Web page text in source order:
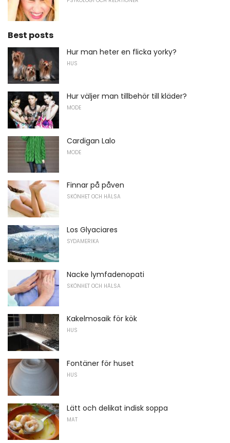
Best posts
Hur man heter en flicka yorky?
HUS
Hur väljer man tillbehör till kläder?
MODE
Cardigan Lalo
MODE
Finnar på påven
SKÖNHET OCH HÄLSA
Los Glyaciares
SYDAMERIKA
Nacke lymfadenopati
SKÖNHET OCH HÄLSA
Kakelmosaik för kök
HUS
Fontäner för huset
HUS
Lätt och delikat indisk soppa
MAT